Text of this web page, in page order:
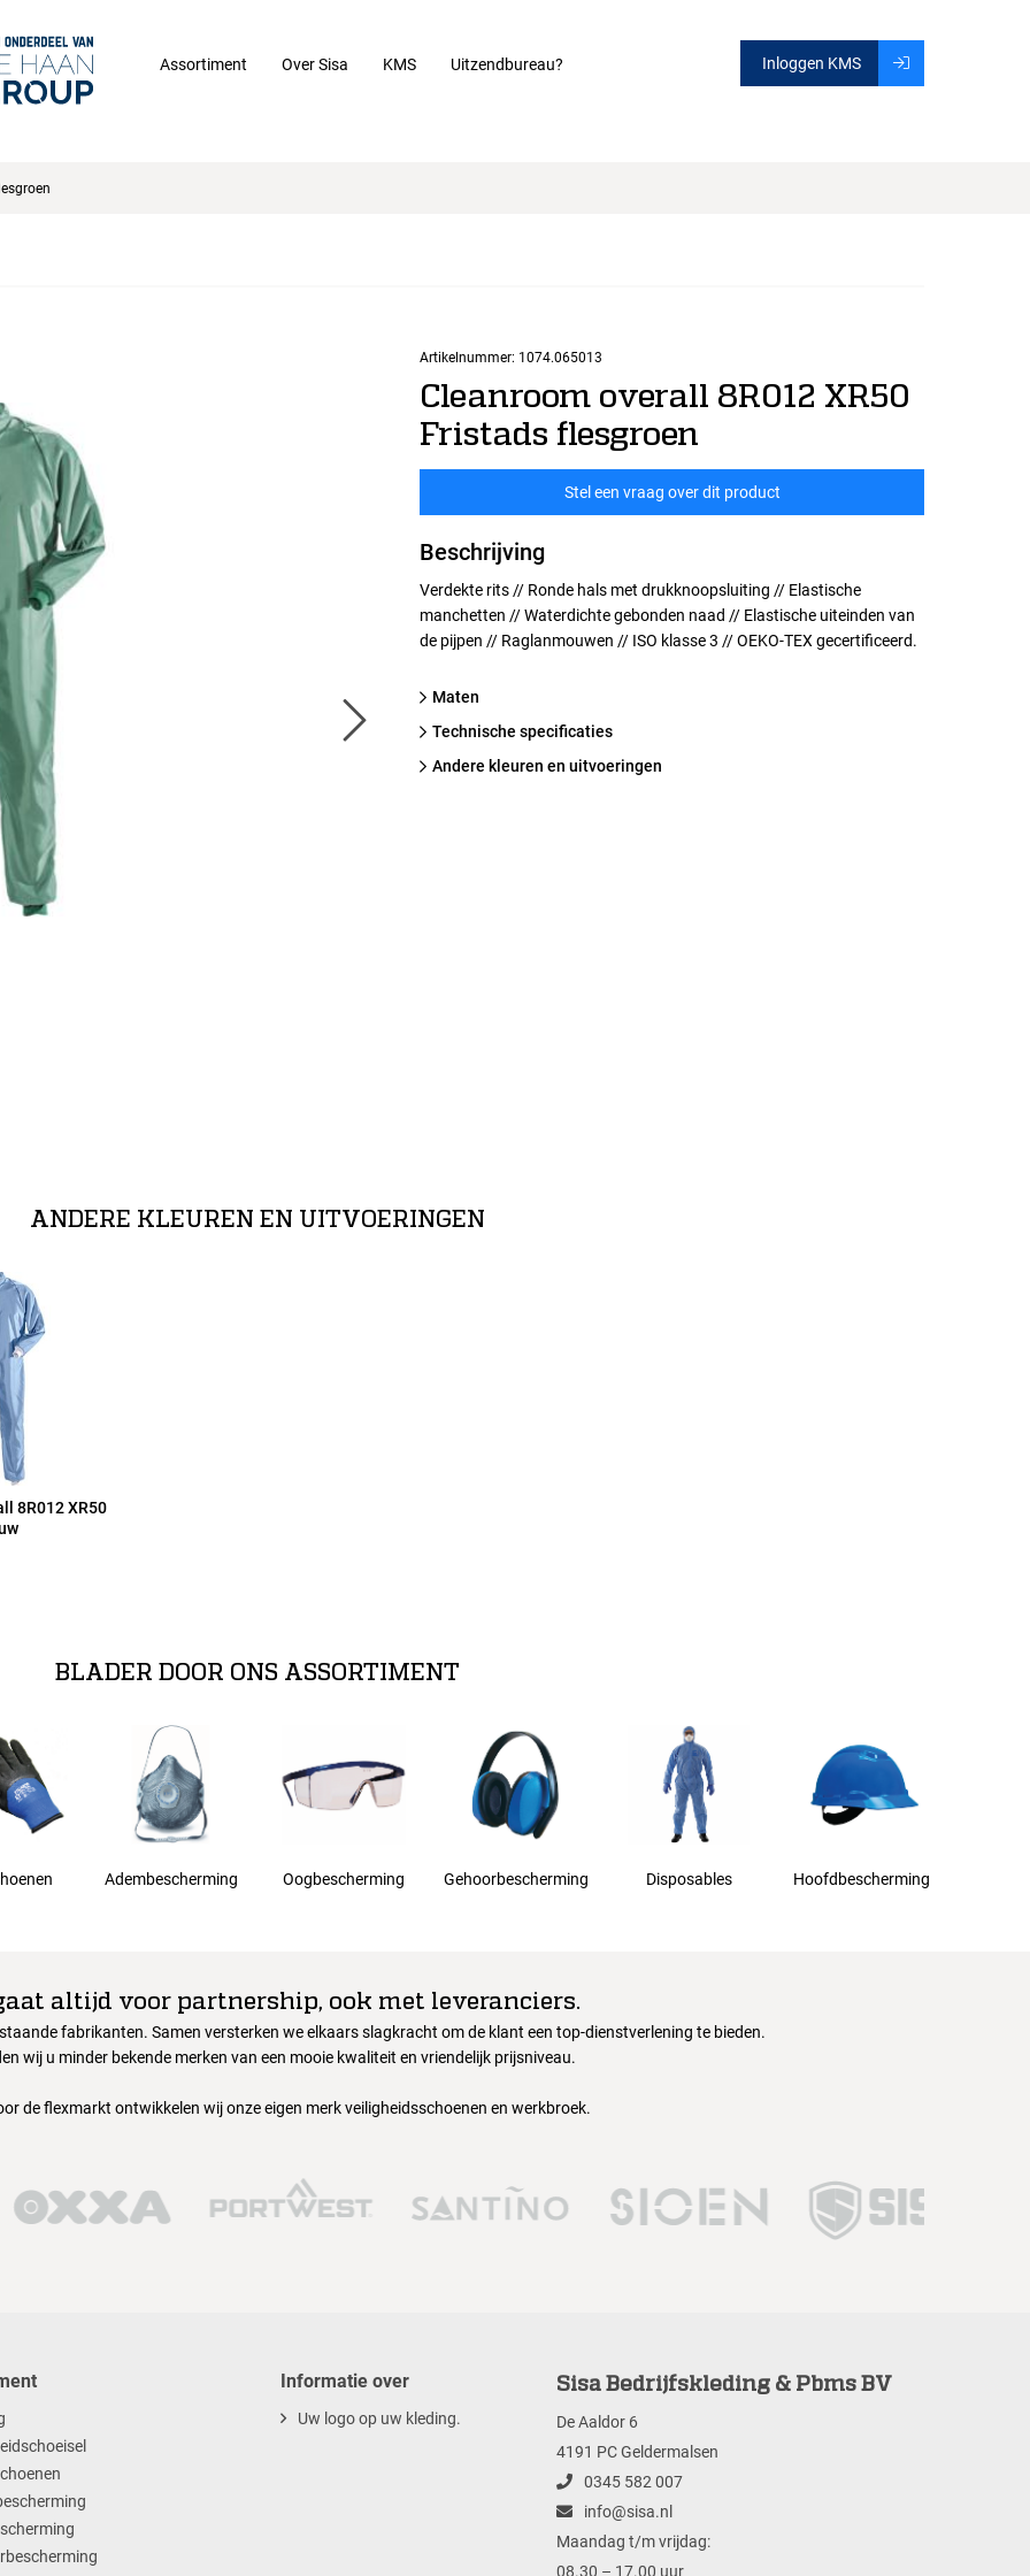
Assortiment Over Sisa KMS Uitzendbureau? Inloggen KMS
Artikelnummer: 1074.065013
Cleanroom overall 8R012 XR50
Fristads flesgroen
Stel een vraag over dit product
Beschrijving
Verdekte rits // Ronde hals met drukknoopsluiting // Elastische
manchetten // Waterdichte gebonden naad // Elastische uiteinden van
de pijpen // Raglanmouwen // ISO klasse 3 // OEKO-TEX gecertificeerd.
Maten
technische specificaties
Andere kleuren en uitvoeringen
ANDERE KLEUREN EN UITVOERINGEN
8R012 XR50
BLADER DOOR ONS ASSORTIMENT
Adembescherming Oogbescherming Gehoorbescherming Disposables Hoofdbescherming
altijd voor partnership, ook met leveranciers.
fabrikanten. Samen versterken we elkaars slagkracht om de klant een top-dienstverlening te bieden.
wij u minder bekende merken van een mooie kwaliteit en vriendelijk prijsniveau.
de flexmarkt ontwikkelen wij onze eigen merk veiligheidsschoenen en werkbroek.
Informatie over
Uw logo op uw kleding.
Sisa Bedrijfskleding & Pbms BV
De Aaldor 6
4191 PC Geldermalsen
0345 582 007
info@sisa.nl
Maandag t/m vrijdag:
08.30 – 17.00 uur